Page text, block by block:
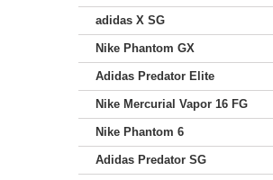
adidas X SG
Nike Phantom GX
Adidas Predator Elite
Nike Mercurial Vapor 16 FG
Nike Phantom 6
Adidas Predator SG